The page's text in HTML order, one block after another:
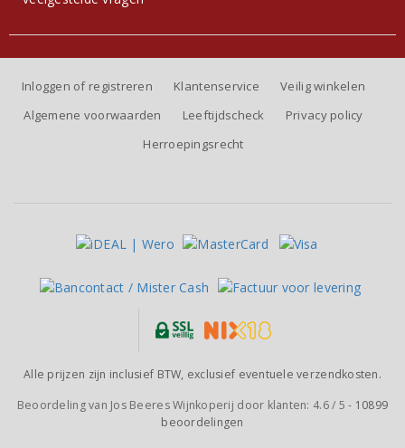
Inloggen of registreren Klantenservice
Veilig winkelen
Algemene voorwaarden
Leeftijdscheck
Privacy policy
Herroepingsrecht
Alle prijzen zijn inclusief BTW, exclusief eventuele verzendkosten.
Beoordeling van Jos Beeres Wijnkoperij door klanten: 4.6/ 5 - 10899
beoordelingen